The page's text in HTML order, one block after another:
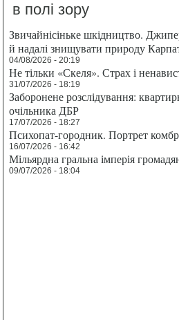
в полі зору
Звичайнісіньке шкідництво.
й надалі знищувати природу
04/08/2026 - 20:19
Не тільки «Скеля». Страх і
31/07/2026 - 18:19
Заборонене розслідування:
очільника ДБР
17/07/2026 - 18:27
Психопат-городник. Портрет
16/07/2026 - 16:42
Мільярдна гральна імперія
09/07/2026 - 18:04